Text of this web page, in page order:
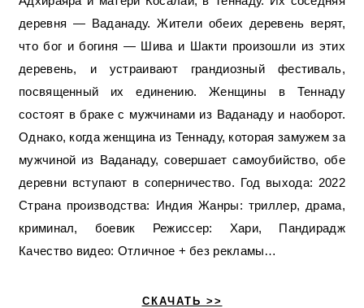
деревня — Ваданаду. Жители обеих деревень верят,
что бог и богиня — Шива и Шакти произошли из этих
деревень, и устраивают грандиозный фестиваль,
посвященный их единению. Женщины в Теннаду
состоят в браке с мужчинами из Ваданаду и наоборот.
Однако, когда женщина из Теннаду, которая замужем за
мужчиной из Ваданаду, совершает самоубийство, обе
деревни вступают в соперничество. Год выхода: 2022
Страна производства: Индия Жанры: триллер, драма,
криминал, боевик Режиссер: Хари, Пандирадж
Качество видео: Отличное + без рекламы…
СКАЧАТЬ >>